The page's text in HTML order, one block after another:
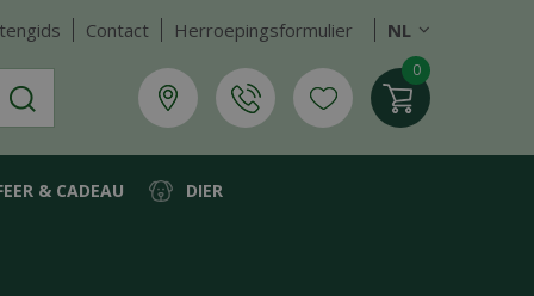
Contact Herroepingsformulier NL
& CADEAU DIER